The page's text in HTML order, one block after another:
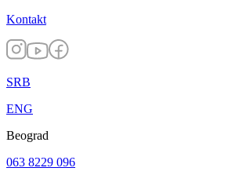
Kontakt
SRB
ENG
Beograd
063 8229 096